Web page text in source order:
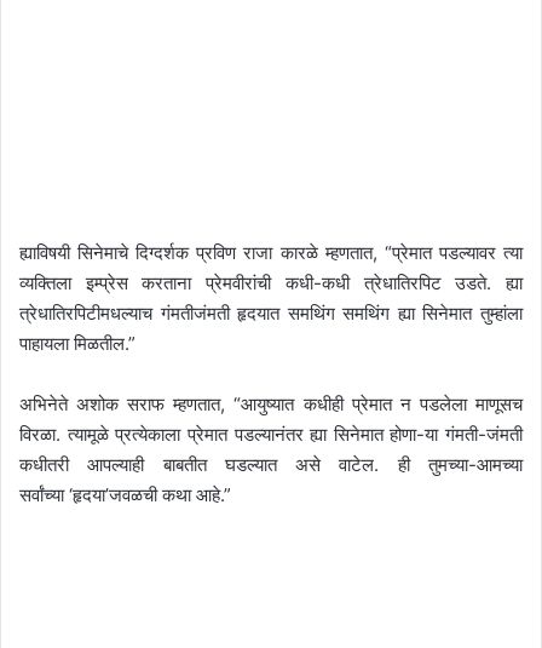
ह्याविषयी सिनेमाचे दिग्दर्शक प्रविण राजा कारळे म्हणतात, “प्रेमात पडल्यावर त्या
व्यक्तिला इम्प्रेस करताना प्रेमवीरांची कधी-कधी त्रेधातिरपिट उडते. ह्या
त्रेधातिरपिटीमधल्याच गंमतीजंमती हृदयात समथिंग समथिंग ह्या सिनेमात तुम्हांला
पाहायला मिळतील.”
अभिनेते अशोक सराफ म्हणतात, “आयुष्यात कधीही प्रेमात न पडलेला माणूसच
विरळा. त्यामूळे प्रत्येकाला प्रेमात पडल्यानंतर ह्या सिनेमात होणा-या गंमती-जंमती
कधीतरी आपल्याही बाबतीत घडल्यात असे वाटेल. ही तुमच्या-आमच्या
सर्वांच्या ‘हृदया’जवळची कथा आहे.”